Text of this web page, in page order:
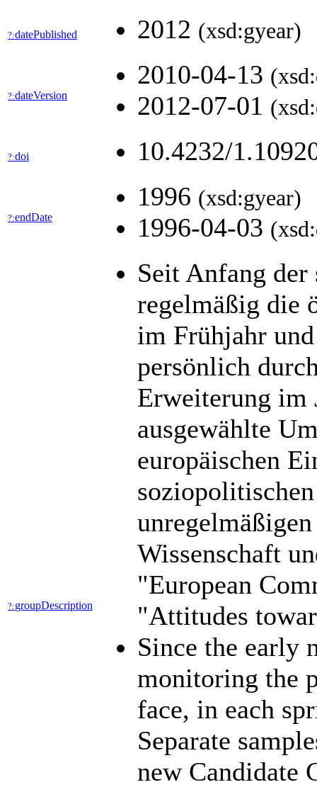
?:datePublished 2012 (xsd:gyear)
?:dateVersion
2010-04-13
2012-07-01
?:doi 10.4232/
?:endDate
1996 (xsd:gyear)
1996-04-03
?:groupDescription
Seit Anfang
regelmäßig die
im Frühjahr
persönlich
Erweiterung im
ausgewählte
europäischen
Wissenschaft
"European
"Attitudes
Since the early
monitoring the
face, in each
Separate
new Candidate